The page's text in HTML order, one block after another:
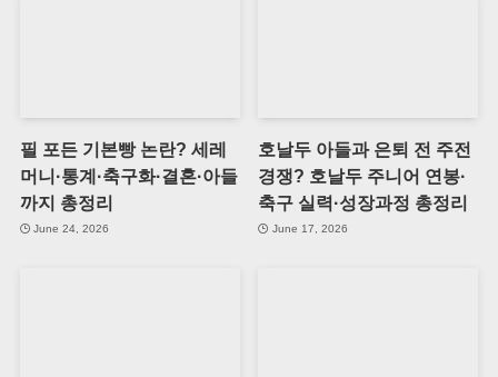
필 포든 기본빵 논란? 세레
머니·통계·축구화·결혼·아들
까지 총정리
June 24, 2026
호날두 아들과 은퇴 전 주전
경쟁? 호날두 주니어 연봉·
축구 실력·성장과정 총정리
June 17, 2026